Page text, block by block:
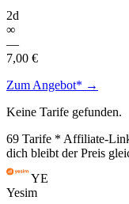
2d
∞
—
7,00 €
Zum Angebot* →
Keine Tarife gefunden.
69 Tarife * Affiliate-
dich bleibt der Preis
YE
Yesim